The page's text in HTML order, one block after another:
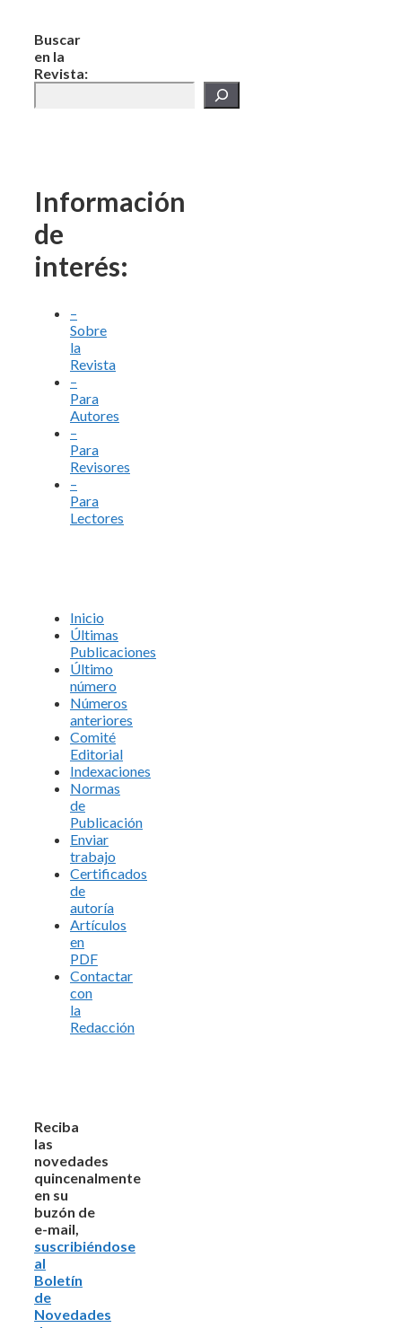
Buscar
en la
Revista:
Información
de
interés:
–
Sobre
la
Revista
–
Para
Autores
–
Para
Revisores
–
Para
Lectores
Inicio
Últimas
Publicaciones
Último
número
Números
anteriores
Comité
Editorial
Indexaciones
Normas
de
Publicación
Enviar
trabajo
Certificados
de
autoría
Artículos
en
PDF
Contactar
con
la
Redacción
Reciba
las
novedades
quincenalmente
en su
buzón de
e-mail,
suscribiéndose
al
Boletín
de
Novedades